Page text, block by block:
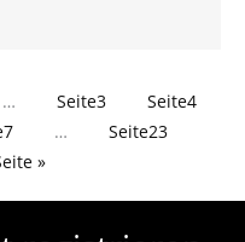
… Seite3 Seite4
7 … Seite23
»